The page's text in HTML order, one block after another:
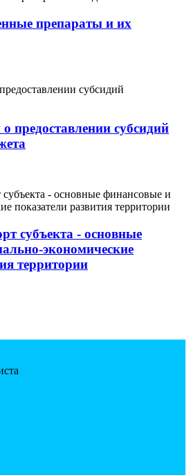
препараты и их
предоставлении субсидий
субъекта - основные
экономические
территории